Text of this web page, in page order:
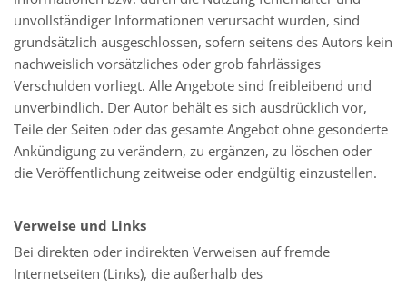
unvollständiger Informationen verursacht wurden, sind
grundsätzlich ausgeschlossen, sofern seitens des Autors kein
nachweislich vorsätzliches oder grob fahrlässiges
Verschulden vorliegt. Alle Angebote sind freibleibend und
unverbindlich. Der Autor behält es sich ausdrücklich vor,
Teile der Seiten oder das gesamte Angebot ohne gesonderte
Ankündigung zu verändern, zu ergänzen, zu löschen oder
die Veröffentlichung zeitweise oder endgültig einzustellen.
Verweise und Links
Bei direkten oder indirekten Verweisen auf fremde
Internetseiten (Links), die außerhalb des